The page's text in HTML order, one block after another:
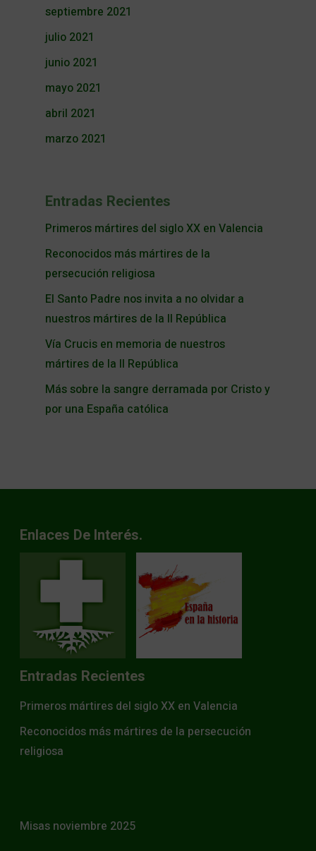
septiembre 2021
julio 2021
junio 2021
mayo 2021
abril 2021
marzo 2021
Entradas Recientes
Primeros mártires del siglo XX en Valencia
Reconocidos más mártires de la
persecución religiosa
El Santo Padre nos invita a no olvidar a
nuestros mártires de la II República
Vía Crucis en memoria de nuestros
mártires de la II República
Más sobre la sangre derramada por Cristo y
por una España católica
Enlaces De Interés.
Entradas Recientes
Primeros mártires del siglo XX en Valencia
Reconocidos más mártires de la persecución
religiosa
Misas noviembre 2025